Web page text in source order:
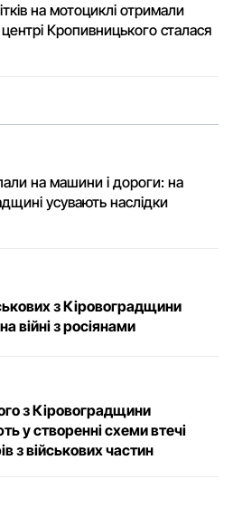
на мотоциклі отримали
Кропивницького сталася
на машини і дороги: на
усувають наслідки
з Кіровоградщини
війні з росіянами
з Кіровоградщини
у створенні схеми втечі
з військових частин